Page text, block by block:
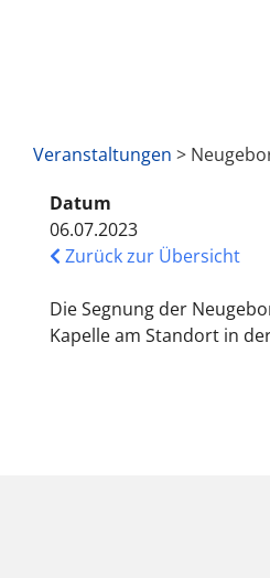
Veranstaltungen >
Datum
06.07.2023
Zurück zur Übersicht
Die Segnung der
Kapelle am Standort in